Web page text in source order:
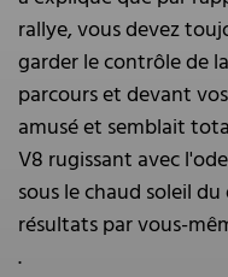
rallye, vous devez
garder le contrôle de
parcours et devant
amusé et semblait
V8 rugissant avec
sous le chaud soleil
résultats par vous-
.